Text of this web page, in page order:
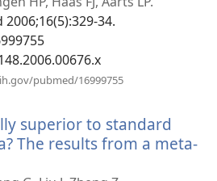
34.
pubmed/16999755
superior to standard
The results from a meta-